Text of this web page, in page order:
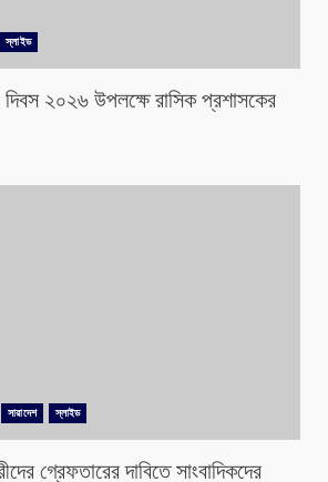
স্লাইড
২০২৬ উপলক্ষে রাসিক প্রশাসকের
সারাদেশ স্লাইড
গ্রেফতারের দাবিতে সাংবাদিকদের